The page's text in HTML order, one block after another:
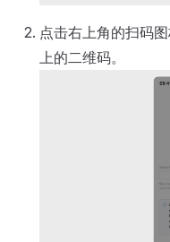
点击右上角的扫码
上的二维码。